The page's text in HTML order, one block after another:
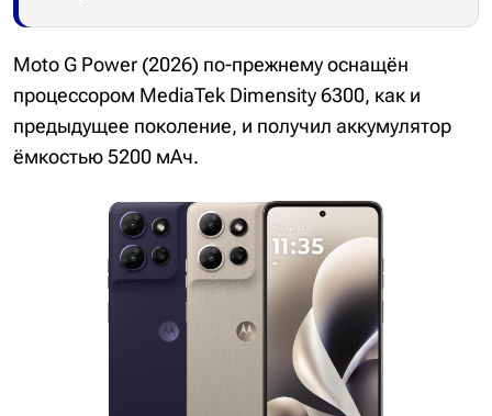
Moto G Power (2026) по-прежнему оснащён
процессором MediaTek Dimensity 6300, как и
предыдущее поколение, и получил аккумулятор
ёмкостью 5200 мАч.